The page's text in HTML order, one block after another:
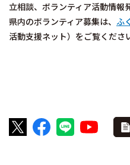
立相談、ボランティア活動情報
県内のボランティア募集は、 ふ
活動支援ネット）をご覧くださ